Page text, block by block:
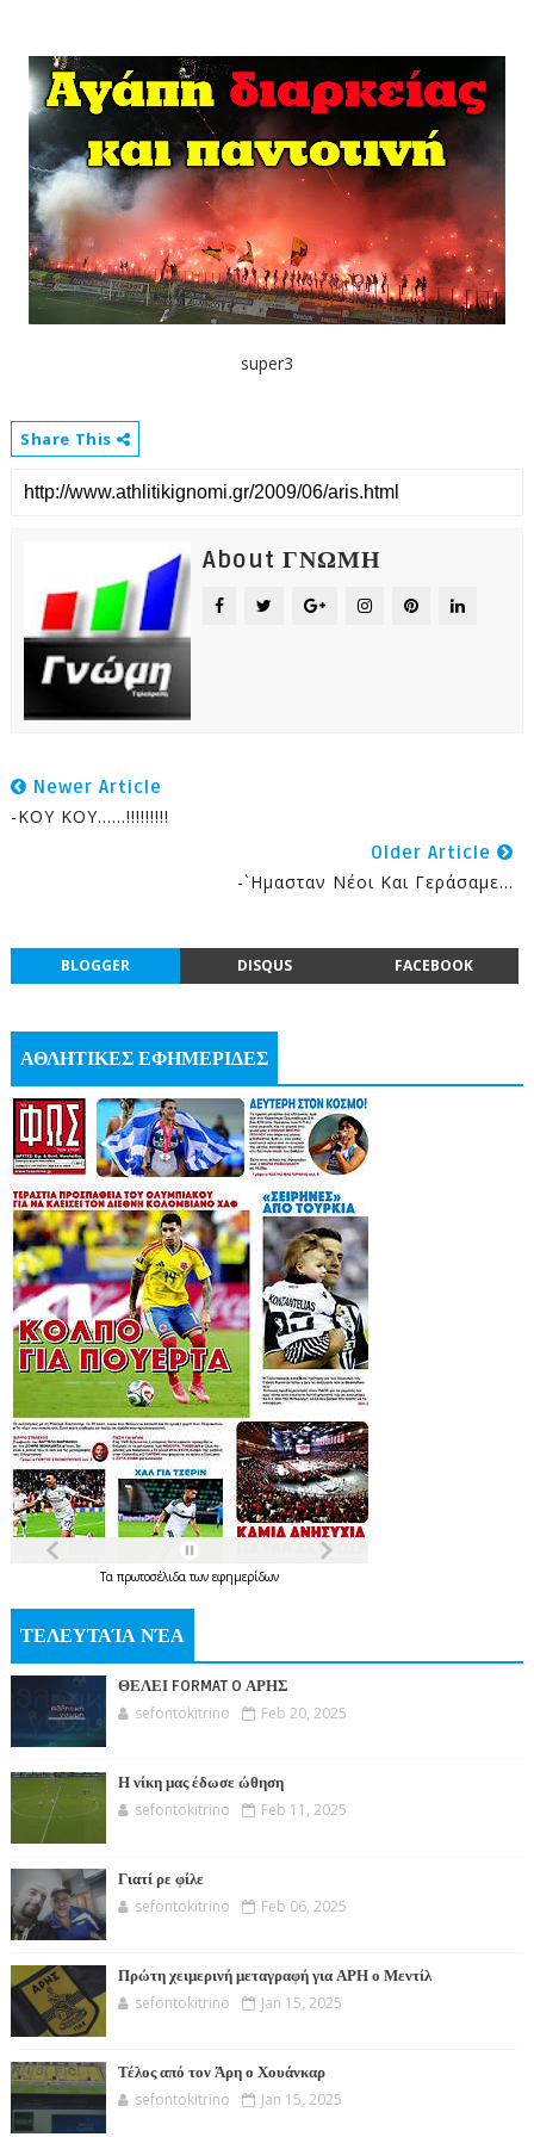
super3
Share This
About ΓΝΩΜΗ
Newer Article
-ΚΟΥ ΚΟΥ......!!!!!!!!!
Older Article
-`Ημασταν Νέοι Και Γεράσαμε...
BLOGGER DISQUS FACEBOOK
ΑΘΛΗΤΙΚΕΣ ΕΦΗΜΕΡΙΔΕΣ
Τα πρωτοσέλιδατων εφημερίδων
ΤΕΛΕΥΤΑΊΑ ΝΈΑ
ΘΕΛΕΙ FORMAT O ΑΡΗΣ
sefontokitrino Feb 20, 2025
Η νίκη μας έδωσε ώθηση
sefontokitrino Feb 11, 2025
Γιατί ρε φίλε
sefontokitrino Feb 06, 2025
Πρώτη χειμερινή μεταγραφή για ΑΡΗ ο Μεντίλ
sefontokitrino Jan 15, 2025
Τέλος από τον Άρη ο Χουάνκαρ
sefontokitrino Jan 15, 2025